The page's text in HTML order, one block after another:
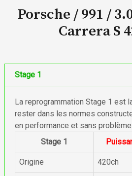
Porsche / 991 /
Carrera S
Stage 1
La reprogrammation Stage 1 est
rester dans les normes
en performance et sans problème.
Stage 1
Origine 420ch